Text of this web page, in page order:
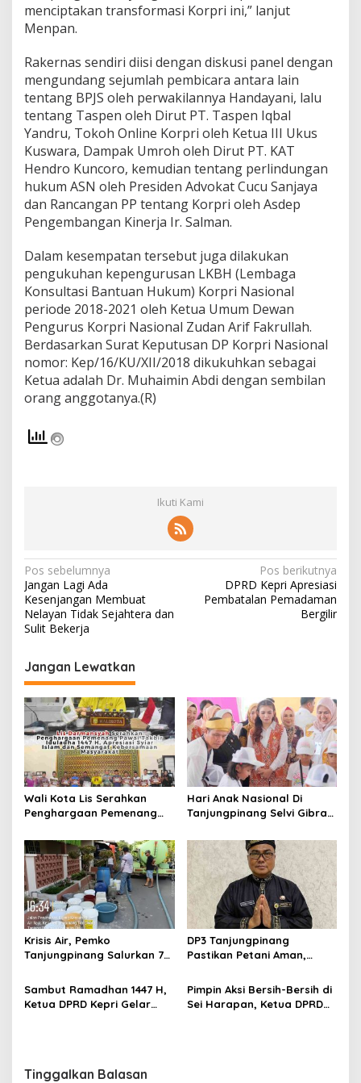
menciptakan transformasi Korpri ini,” lanjut
Menpan.
Rakernas sendiri diisi dengan diskusi panel dengan
mengundang sejumlah pembicara antara lain
tentang BPJS oleh perwakilannya Handayani, lalu
tentang Taspen oleh Dirut PT. Taspen Iqbal
Yandru, Tokoh Online Korpri oleh Ketua III Ukus
Kuswara, Dampak Umroh oleh Dirut PT. KAT
Hendro Kuncoro, kemudian tentang perlindungan
hukum ASN oleh Presiden Advokat Cucu Sanjaya
dan Rancangan PP tentang Korpri oleh Asdep
Pengembangan Kinerja Ir. Salman.
Dalam kesempatan tersebut juga dilakukan
pengukuhan kepengurusan LKBH (Lembaga
Konsultasi Bantuan Hukum) Korpri Nasional
periode 2018-2021 oleh Ketua Umum Dewan
Pengurus Korpri Nasional Zudan Arif Fakrullah.
Berdasarkan Surat Keputusan DP Korpri Nasional
nomor: Kep/16/KU/XII/2018 dikukuhkan sebagai
Ketua adalah Dr. Muhaimin Abdi dengan sembilan
orang anggotanya.(R)
Ikuti Kami
N
a
v
i
g
a
s
i
p
o
s
Pos sebelumnya
Jangan Lagi Ada
Kesenjangan Membuat
Nelayan Tidak Sejahtera dan
Sulit Bekerja
Pos berikutnya
DPRD Kepri Apresiasi
Pembatalan Pemadaman
Bergilir
Jangan Lewatkan
Wali Kota Lis Serahkan
Penghargaan Pemenang
H, Ajak Masyarakat Terus
Hidupkan Syiar Islam
Hari Anak Nasional Di
Tanjungpinang Selvi Gibran
Nasional RANA
Krisis Air, Pemko
Tanjungpinang Salurkan 75
Terus Berlanj
DP3 Tanjungpinang
Pastikan Petani Aman,
Instrumen Kendali Inflasi
Sambut Ramadhan 1447 H,
Ketua DPRD Kepri Gelar
Pimpin Aksi Bersih-Bersih di
Sei Harapan, Ketua DPRD
Tinggalkan Balasan